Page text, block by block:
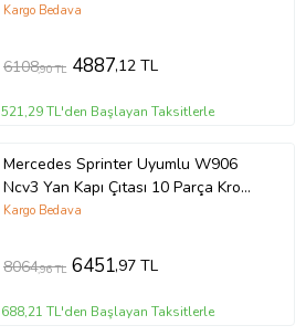
Kargo Bedava
6108,90 TL 4887,12 TL
521,29 TL'den Başlayan Taksitlerle
Mercedes Sprinter Uyumlu W906
Ncv3 Yan Kapı Çıtası 10 Parça Krom
(Extra Uzun) 2006 Ve Sonrası
Kargo Bedava
8064,96 TL 6451,97 TL
688,21 TL'den Başlayan Taksitlerle